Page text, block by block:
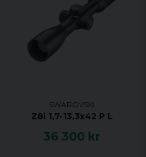
SWAROVSKI
Z8i 1,7-13,3x42 P L
36 300 kr